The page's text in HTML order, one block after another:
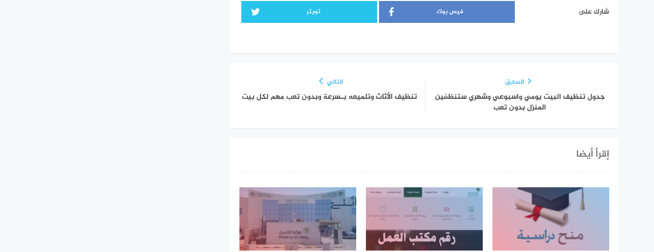
شارك على فيس بوك تويتر
السابق
جدول تنظيف البيت يومي واسبوعي وشهري ستنظفين
المنزل بدون تعب
التالي
تنظيف الأثاث وتلميعه بـسرعة وبدون تعب مهم لكل بيت
إقرأ أيضا